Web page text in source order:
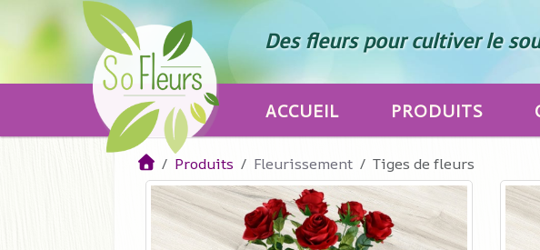
Des fleurs pour cultiver le
ACCUEIL PRODUITS
Produits Fleurissement Tiges de fleurs